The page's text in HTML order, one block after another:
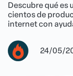
Descubre qué es
cientos de
internet con
24/05/